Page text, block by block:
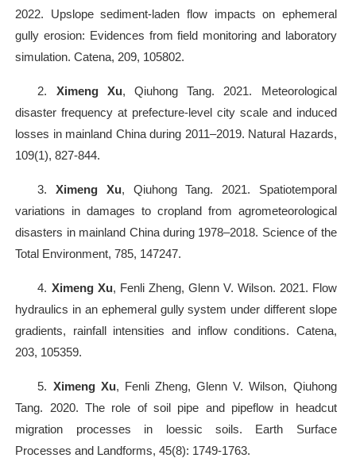
2022. Upslope sediment-laden flow impacts on ephemeral
gully erosion: Evidences from field monitoring and laboratory
simulation. Catena, 209, 105802.
2. Ximeng Xu, Qiuhong Tang. 2021. Meteorological
disaster frequency at prefecture-level city scale and induced
losses in mainland China during 2011–2019. Natural Hazards,
109(1), 827-844.
3.Ximeng Xu, Qiuhong Tang. 2021. Spatiotemporal
variations in damages to cropland from agrometeorological
disasters in mainland China during 1978–2018. Science of the
Total Environment, 785, 147247.
4. Ximeng Xu, Fenli Zheng, Glenn V. Wilson. 2021. Flow
hydraulics in an ephemeral gully system under different slope
gradients, rainfall intensities and inflow conditions. Catena,
203, 105359.
5. Ximeng Xu, Fenli Zheng, Glenn V. Wilson, Qiuhong
Tang. 2020. The role of soil pipe and pipeflow in headcut
migration processes in loessic soils. Earth Surface
Processes and Landforms, 45(8): 1749-1763.